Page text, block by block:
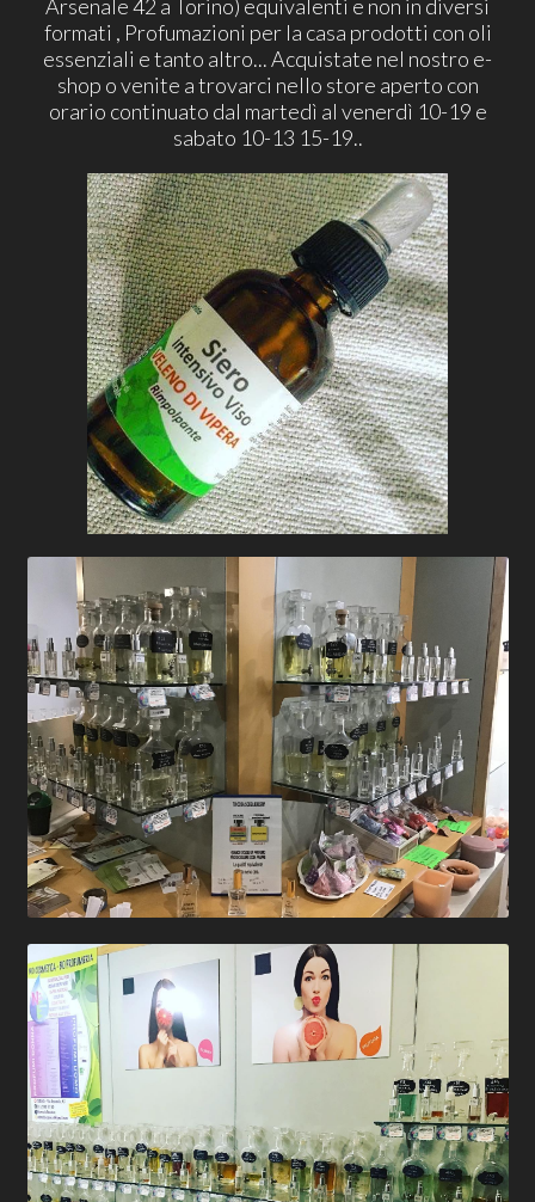
Arsenale 42 a Torino) equivalenti e non in diversi
formati , Profumazioni per la casa prodotti con oli
essenziali e tanto altro... Acquistate nel nostro e-
shop o venite a trovarci nello store aperto con
orario continuato dal martedì al venerdì 10-19 e
sabato 10-13 15-19..